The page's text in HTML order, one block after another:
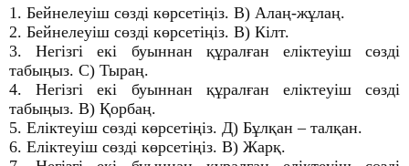
1. Бейнелеуіш сөзді көрсетіңіз. В) Алаң-жұлаң.
2. Бейнелеуіш сөзді көрсетіңіз. В) Кілт.
3. Негізгі екі буыннан құралған еліктеуіш сөзді
табыңыз. С) Тыраң.
4. Негізгі екі буыннан құралған еліктеуіш сөзді
табыңыз. В) Қорбаң.
5. Еліктеуіш сөзді көрсетіңіз. Д) Бұлқан – талқан.
6. Еліктеуіш сөзді көрсетіңіз. В) Жарқ.